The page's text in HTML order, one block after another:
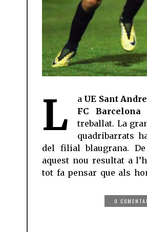
L a UE Sant
FC Barcelona
treballat. La
quadribarrats
del filial blaugrana.
aquest nou resultat a
tot fa pensar que als
0